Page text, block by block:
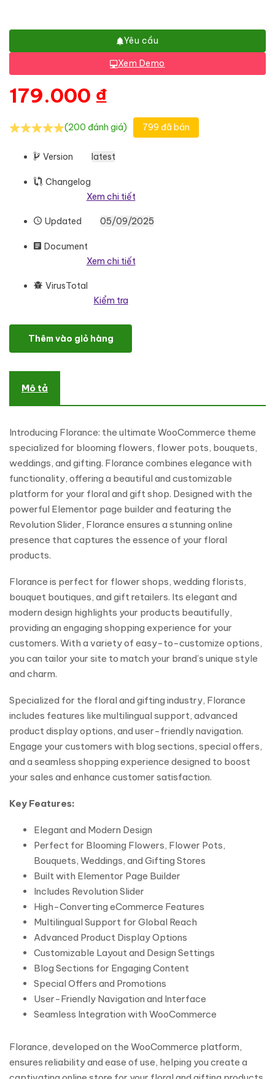
Yêu cầu
Xem Demo
179.000 ₫
(200 đánh giá) 799 đã bán
Version latest
Changelog
Xem chi tiết
Updated 05/09/2025
Document
Xem chi tiết
VirusTotal
Kiểm tra
Florance - Crafted WooCommerce Theme For Flowering &
Thêm vào giỏ hàng
Mô tả
Introducing Florance: the ultimate WooCommerce theme
specialized for blooming flowers, flower pots, bouquets,
weddings, and gifting. Florance combines elegance with
functionality, offering a beautiful and customizable
platform for your floral and gift shop. Designed with the
powerful Elementor page builder and featuring the
Revolution Slider, Florance ensures a stunning online
presence that captures the essence of your floral
products.
Florance is perfect for flower shops, wedding florists,
bouquet boutiques, and gift retailers. Its elegant and
modern design highlights your products beautifully,
providing an engaging shopping experience for your
customers. With a variety of easy-to-customize options,
you can tailor your site to match your brand’s unique style
and charm.
Specialized for the floral and gifting industry, Florance
includes features like multilingual support, advanced
product display options, and user-friendly navigation.
Engage your customers with blog sections, special offers,
and a seamless shopping experience designed to boost
your sales and enhance customer satisfaction.
Key Features:
Elegant and Modern Design
Perfect for Blooming Flowers, Flower Pots,
Bouquets, Weddings, and Gifting Stores
Built with Elementor Page Builder
Includes Revolution Slider
High-Converting eCommerce Features
Multilingual Support for Global Reach
Advanced Product Display Options
Customizable Layout and Design Settings
Blog Sections for Engaging Content
Special Offers and Promotions
User-Friendly Navigation and Interface
Seamless Integration with WooCommerce
Florance, developed on the WooCommerce platform,
ensures reliability and ease of use, helping you create a